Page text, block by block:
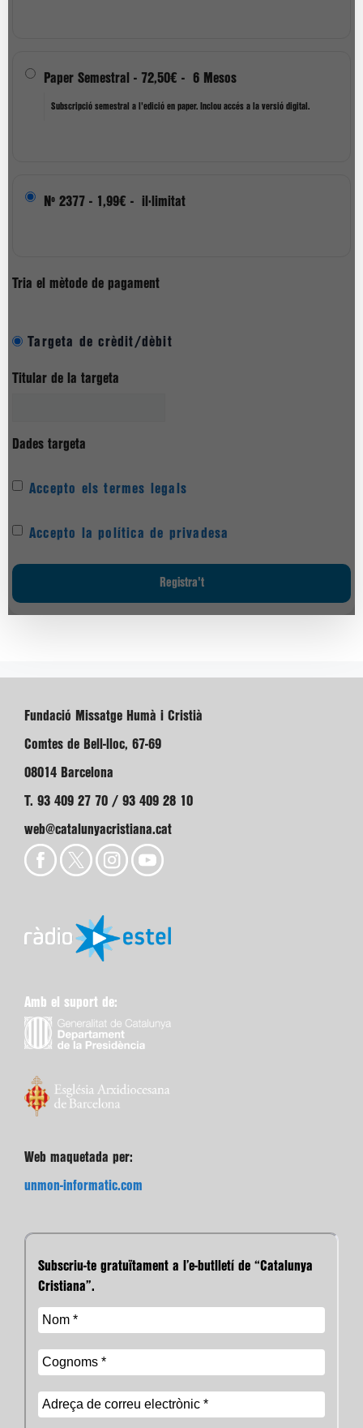
Paper Semestral - 72,50€ - 6 Mesos
Subscripció semestral a l'edició en paper. Inclou accés a la versió digital.
Nº 2377 - 1,99€ - il·limitat
Tria el mètode de pagament
Targeta de crèdit/dèbit
Titular de la targeta
Dades targeta
Accepto els termes legals
Accepto la política de privadesa
Fundació Missatge Humà i Cristià
Comtes de Bell-lloc, 67-69
08014 Barcelona
T. 93 409 27 70 / 93 409 28 10
web@catalunyacristiana.cat
Amb el suport de:
Web maquetada per:
unmon-informatic.com
Subscriu-te gratuïtament a l’e-butlletí de “Catalunya
Cristiana”.